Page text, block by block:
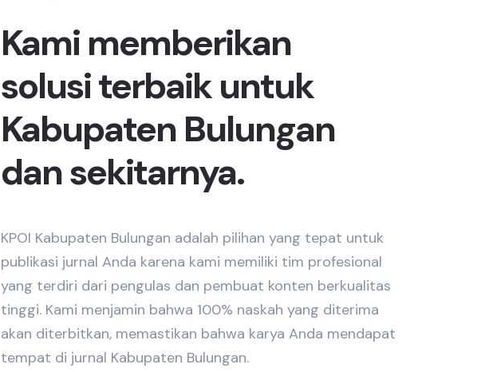
Kami memberikan
solusi terbaik untuk
Kabupaten Bulungan
dan sekitarnya.
KPOI Kabupaten Bulungan adalah pilihan yang tepat untuk
publikasi jurnal Anda karena kami memiliki tim profesional
yang terdiri dari pengulas dan pembuat konten berkualitas
tinggi. Kami menjamin bahwa 100% naskah yang diterima
akan diterbitkan, memastikan bahwa karya Anda mendapat
tempat di jurnal Kabupaten Bulungan.